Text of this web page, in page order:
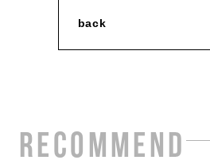
back
RECOMMEND